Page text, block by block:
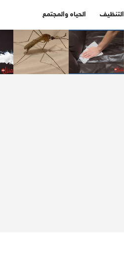
التنظيف الحياه والمجتمع